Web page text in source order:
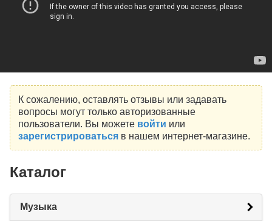
К сожалению, оставлять отзывы или задавать
вопросы могут только авторизованные
пользователи. Вы можете войти или
зарегистрироватьсяв нашем интернет-магазине.
Каталог
Музыка